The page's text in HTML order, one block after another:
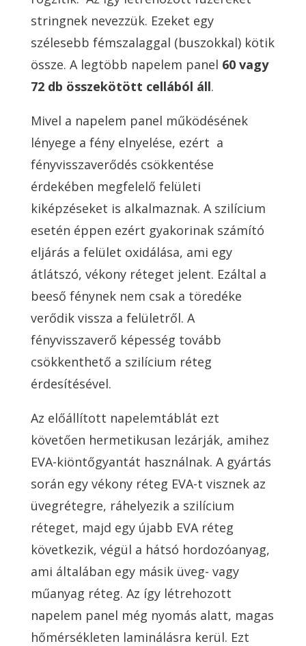
stringnek nevezzük. Ezeket egy
szélesebb fémszalaggal (buszokkal) kötik
össze. A legtöbb napelem panel 60 vagy
72 db összekötött cellából áll.
Mivel a napelem panel működésének
lényege a fény elnyelése, ezért a
fényvisszaverődés csökkentése
érdekében megfelelő felületi
kiképzéseket is alkalmaznak. A szilícium
esetén éppen ezért gyakorinak számító
eljárás a felület oxidálása, ami egy
átlátszó, vékony réteget jelent. Ezáltal a
beeső fénynek nem csak a töredéke
verődik vissza a felületről. A
fényvisszaverő képesség tovább
csökkenthető a szilícium réteg
érdesítésével.
Az előállított napelemtáblát ezt
követően hermetikusan lezárják, amihez
EVA-kiöntőgyantát használnak. A gyártás
során egy vékony réteg EVA-t visznek az
üvegrétegre, ráhelyezik a szilícium
réteget, majd egy újabb EVA réteg
következik, végül a hátsó hordozóanyag,
ami általában egy másik üveg- vagy
műanyag réteg. Az így létrehozott
napelem panel még nyomás alatt, magas
hőmérsékleten laminálásra kerül. Ezt